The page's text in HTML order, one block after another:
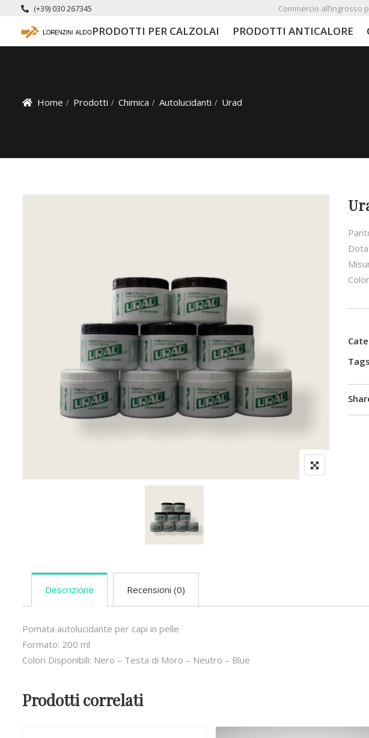
(+39) 030 267345 Commercio all’ingrosso
PRODOTTI PER CALZOLAI PRODOTTI ANTICALORE
Home Prodotti Chimica Autolucidanti Urad
Descrizione Recensioni (0)
Pomata autolucidante per capi in pelle
Formato: 200 ml
Colori Disponibili: Nero – Testa di Moro – Neutro – Blue
Prodotti correlati